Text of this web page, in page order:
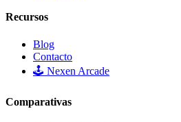
Recursos
Blog
Contacto
🕹️ Nexen Arcade
Comparativas